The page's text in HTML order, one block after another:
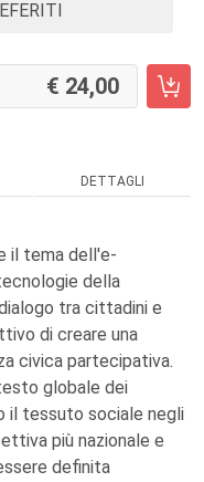
24,00
DETTAGLI
il tema dell'e-
della
tra cittadini e
di creare una
civica partecipativa.
globale dei
il tessuto sociale negli
più nazionale e
definita